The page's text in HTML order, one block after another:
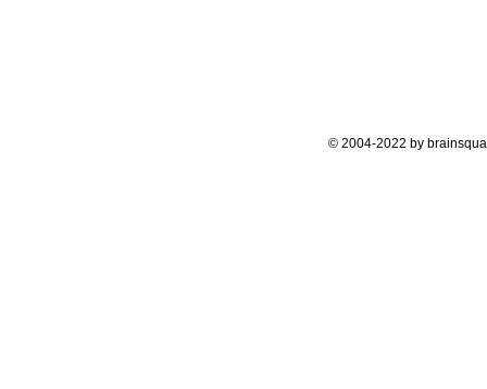
© 2004-2022 by